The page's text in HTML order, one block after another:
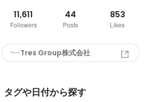
11,611
Followers
44
Posts
853
Likes
Tres Group株式会社
タグや日付から探す